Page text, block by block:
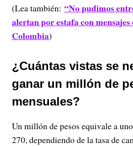
(Lea también: “No pudimos
alertan por estafa con mensajes
Colombia)
¿Cuántas vistas se
ganar un millón de
mensuales?
Un millón de pesos equivale a
270, dependiendo de la tasa de